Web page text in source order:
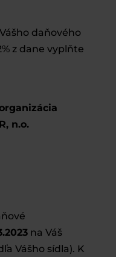
daňového
z dane vyplňte
n.o.
na Váš
Vášho sídla). K